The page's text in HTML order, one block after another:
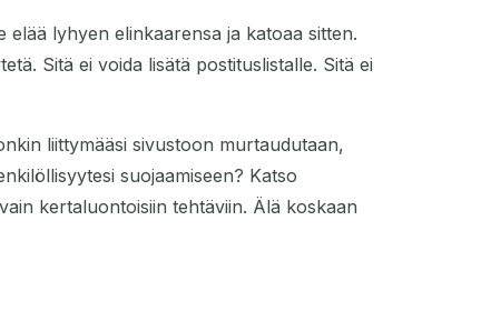
elää lyhyen elinkaarensa ja katoaa sitten.
Sitä ei voida lisätä postituslistalle. Sitä ei
liittymääsi sivustoon murtaudutaan,
suojaamiseen? Katso
kertaluontoisiin tehtäviin. Älä koskaan